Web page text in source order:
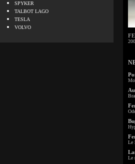
SPYKER
TALBOT LAGO
TESLA
VOLVO
Le
Le